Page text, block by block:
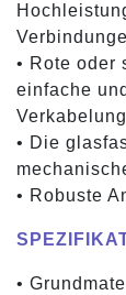
• Rote oder
einfache
Verkabelung
• Die
• Robuste
•